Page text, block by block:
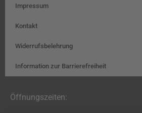
Impressum
Kontakt
Widerrufsbelehrung
Information zur Barrierefreiheit
Öffnungszeiten: